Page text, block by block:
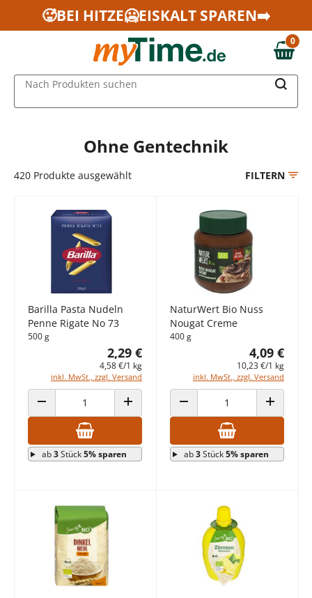
Zum Hauptinhalt springen
Zur Navigation springen
Zur Suche springen
🥵BEI HITZE🥶EISKALT SPAREN➡️
0,00 €
0
Nach Produkten suchen
Ohne Gentechnik
420 Produkte ausgewählt FILTERN
Barilla Pasta Nudeln
Penne Rigate No 73
500 g
2,29 €
4,58 €/1 kg
inkl. MwSt., zzgl. Versand
ANZAHL VERRINGERN ANZAHL ERHÖHEN
ab3Stück5% sparen
NaturWert Bio Nuss
Nougat Creme
400 g
4,09 €
10,23 €/1 kg
inkl. MwSt., zzgl. Versand
ANZAHL VERRINGERN ANZAHL
ab3Stück5% sparen